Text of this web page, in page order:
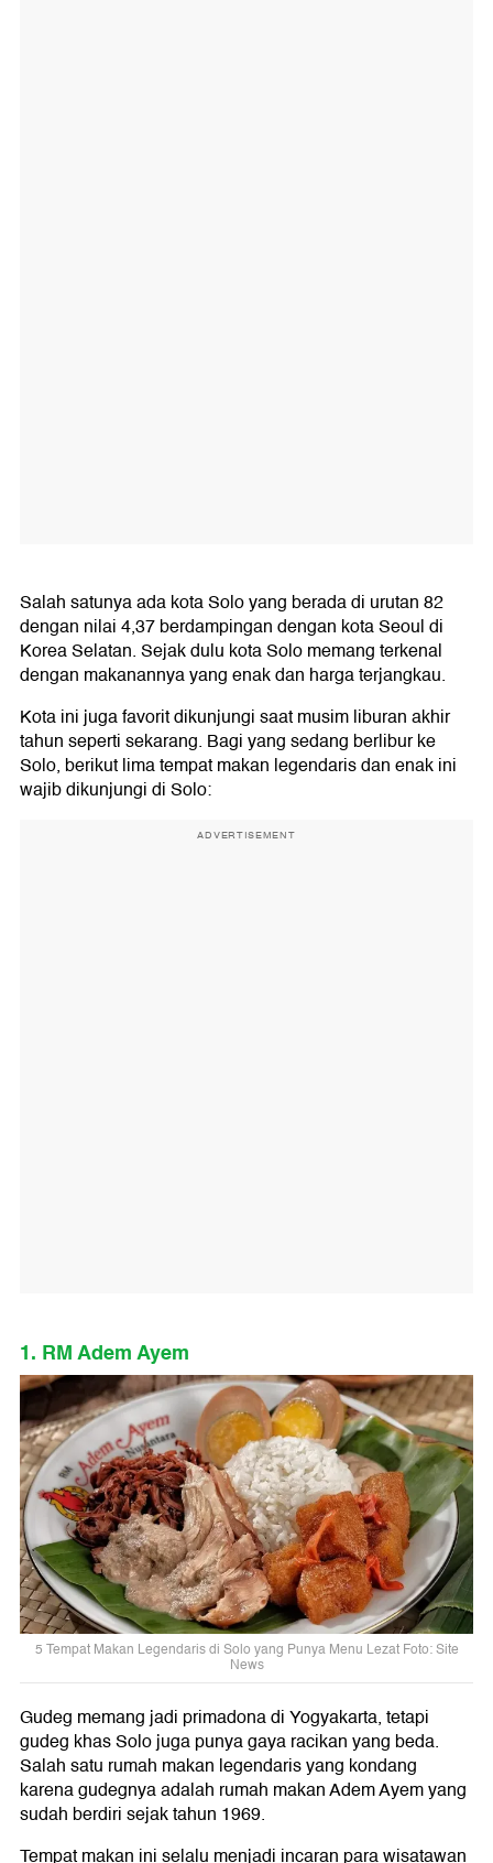
Salah satunya ada kota Solo yang berada di urutan 82
dengan nilai 4,37 berdampingan dengan kota Seoul di
Korea Selatan. Sejak dulu kota Solo memang terkenal
dengan makanannya yang enak dan harga terjangkau.
Kota ini juga favorit dikunjungi saat musim liburan akhir
tahun seperti sekarang. Bagi yang sedang berlibur ke
Solo, berikut lima tempat makan legendaris dan enak ini
wajib dikunjungi di Solo:
ADVERTISEMENT
1. RM Adem Ayem
5 Tempat Makan Legendaris di Solo yang Punya Menu Lezat Foto: Site
News
Gudeg memang jadi primadona di Yogyakarta, tetapi
gudeg khas Solo juga punya gaya racikan yang beda.
Salah satu rumah makan legendaris yang kondang
karena gudegnya adalah rumah makan Adem Ayem yang
sudah berdiri sejak tahun 1969.
Tempat makan ini selalu menjadi incaran para wisatawan